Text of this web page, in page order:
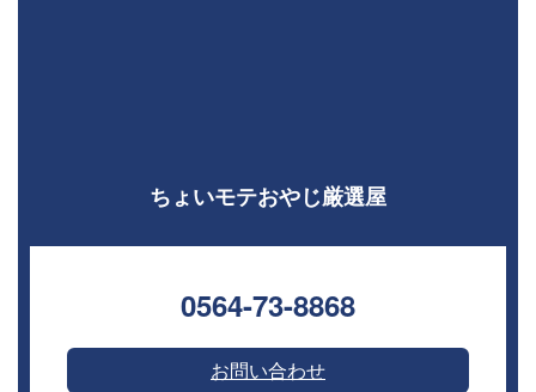
ちょいモテおやじ厳選屋
0564-73-8868⁣
お問い合わせ